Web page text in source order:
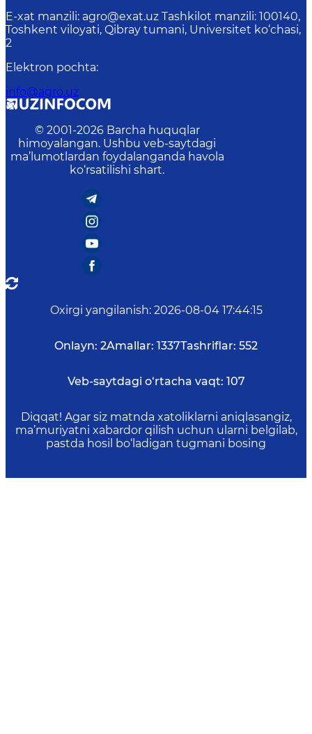
E-xat manzili: agro@exat.uz Tashkilot manzili: 100140,
Toshkent viloyati, Qibray tumani, Universitet ko‘chasi,
2
Elektron pochta:
info@agro.uz
© 2001-2026 Barcha huquqlar
himoyalangan. Ushbu veb-saytdagi
ma’lumotlardan foydalanganda havola
ko‘rsatilishi shart.
Oxirgi yangilanish: 2026-08-04 17:44:15
Onlayn: 2Amallar: 1337Tashriflar: 552
Veb-saytdagi o‘rtacha vaqt: 107
Diqqat! Agar siz matnda xatoliklarni aniqlasangiz,
ma’muriyatni xabardor qilish uchun ularni belgilab,
pastda hosil bo‘ladigan tugmani bosing